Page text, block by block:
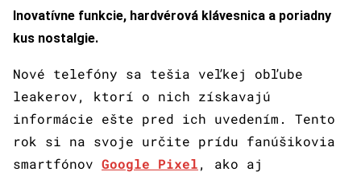
Inovatívne funkcie, hardvérová klávesnica a poriadny
kus nostalgie.
Nové telefóny sa tešia veľkej obľube
leakerov, ktorí o nich získavajú
informácie ešte pred ich uvedením. Tento
rok si na svoje určite prídu fanúšikovia
smartfónov Google Pixel, ako aj